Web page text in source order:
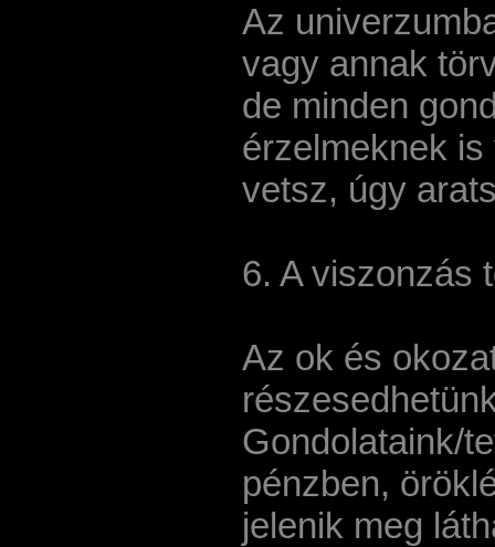
Az
vagy annak
de minden
érzelmeknek
vetsz, úgy
6. A viszonzás
Az ok és
Gondolataink/
pénzben,
jelenik meg